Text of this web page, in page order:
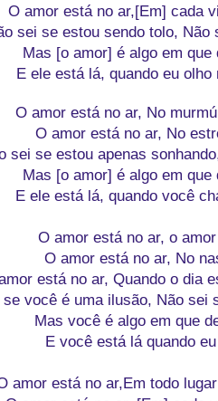
O amor está no ar,[Em] cada
sei se estou sendo tolo,
Mas [o amor] é algo em que
E ele está lá, quando eu
O amor está no ar, No
O amor está no ar, No
sei se estou apenas
Mas [o amor] é algo em que
E ele está lá, quando você
O amor está no ar, o
O amor está no ar, No
está no ar, Quando o dia
se você é uma ilusão, Não sei
Mas você é algo em que
E você está lá quando
amor está no ar,Em todo